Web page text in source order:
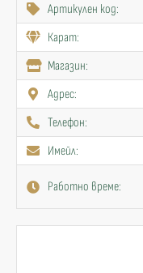
Артикулен код:
Карат:
Mагазин:
Адрес:
Телефон:
Имейл:
Работно време: